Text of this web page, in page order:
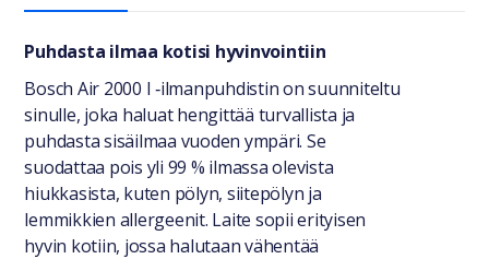
Yleiset tiedot
Puhdasta ilmaa kotisi hyvinvointiin
Bosch Air 2000 I ‑ilmanpuhdistin on suunniteltu
sinulle, joka haluat hengittää turvallista ja
puhdasta sisäilmaa vuoden ympäri. Se
suodattaa pois yli 99 % ilmassa olevista
hiukkasista, kuten pölyn, siitepölyn ja
lemmikkien allergeenit. Laite sopii erityisen
hyvin kotiin, jossa halutaan vähentää